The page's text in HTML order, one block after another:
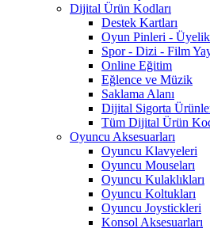
Dijital Ürün Kodları
Destek Kartları
Oyun Pinleri -
Spor - Dizi - Film
Online Eğitim
Eğlence ve Müzik
Saklama Alanı
Dijital Sigorta
Tüm Dijital Ürün
Oyuncu Aksesuarları
Oyuncu Klavyeleri
Oyuncu Mouseları
Oyuncu Kulaklıkları
Oyuncu Koltukları
Oyuncu Joystickleri
Konsol Aksesuarları